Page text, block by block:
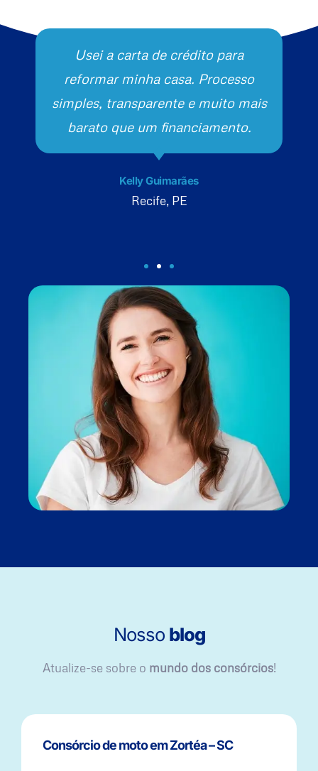
Usei a carta de crédito para
reformar minha casa. Processo
simples, transparente e muito mais
barato que um financiamento.
Kelly Guimarães
Recife, PE
Nosso blog
Atualize-se sobre o mundo dos consórcios!
Consórcio de moto em Zortéa – SC